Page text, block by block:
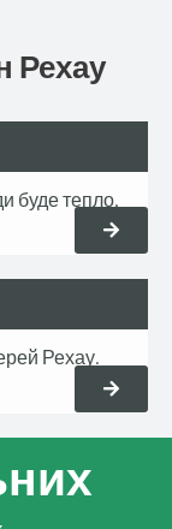
Рехау
буде тепло.
Рехау.